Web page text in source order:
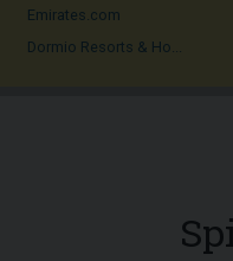
Emirates.com
Dormio Resorts & Ho...